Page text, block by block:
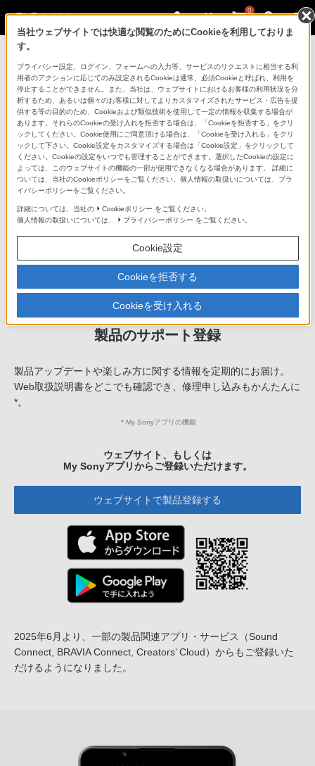
0
「できたらいいな」も
「安心」も
製品のサポート登録
製品アップデートや楽しみ方に関する情報を定期的にお届け。
Web取扱説明書をどこでも確認でき、修理申し込みもかんたんに
*。
＊ My Sonyアプリの機能
ウェブサイト、もしくは
My Sonyアプリからご登録いただけます。
ウェブサイトで製品登録する
2025年6月より、一部の製品関連アプリ・サービス
（Sound
Connect, BRAVIA Connect, Creators’ Cloud）からもご登録いた
だけるようになりました。
当社ウェブサイトでは快適な閲覧のためにCookieを利用しておりま
す。
プライバシー設定、ログイン、フォームへの入力等、サービスのリクエストに相当する利
用者のアクションに応じてのみ設定されるCookieは通常、必須Cookieと呼ばれ、利用を
停止することができません。また、当社は、ウェブサイトにおけるお客様の利用状況を分
析するため、あるいは個々のお客様に対してよりカスタマイズされたサービス・広告を提
供する等の目的のため、Cookieおよび類似技術を使用して一定の情報を収集する場合が
あります。それらのCookieの受け入れを拒否する場合は、「Cookieを拒否する」をクリ
ックしてください。Cookie使用にご同意頂ける場合は、「Cookieを受け入れる」をクリ
ックして下さい。Cookie設定をカスタマイズする場合は「Cookie設定」をクリックして
ください。Cookieの設定をいつでも管理することができます。選択したCookieの設定に
よっては、このウェブサイトの機能の一部が使用できなくなる場合があります。 詳細に
ついては、当社のCookieポリシーをご覧ください。個人情報の取扱いについては、プラ
イバシーポリシーをご覧ください。
詳細については、当社の Cookieポリシー をご覧ください。
個人情報の取扱いについては、
プライバシーポリシー をご覧ください。
Cookie設定
Cookieを拒否する
Cookieを受け入れる